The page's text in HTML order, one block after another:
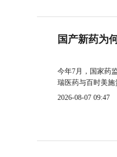
国产新药为
今年7月，国家药
瑞医药与百时美
2026-08-07 09:47